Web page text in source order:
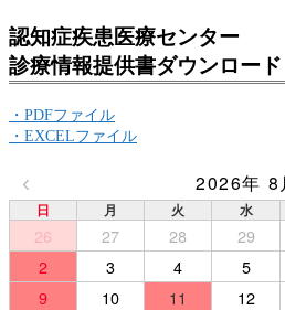
認知症疾患医療センター
診療情報提供書ダウンロード
・PDFファイル
・EXCELファイル
‹ 2026年 8
日 月 火 水
26 27 28 29
2
3 4 5
9
10 11 12